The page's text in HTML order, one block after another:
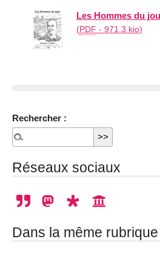
Les Hommes du
(PDF - 971.3 kio)
Rechercher :
Réseaux sociaux
Dans la même rubrique